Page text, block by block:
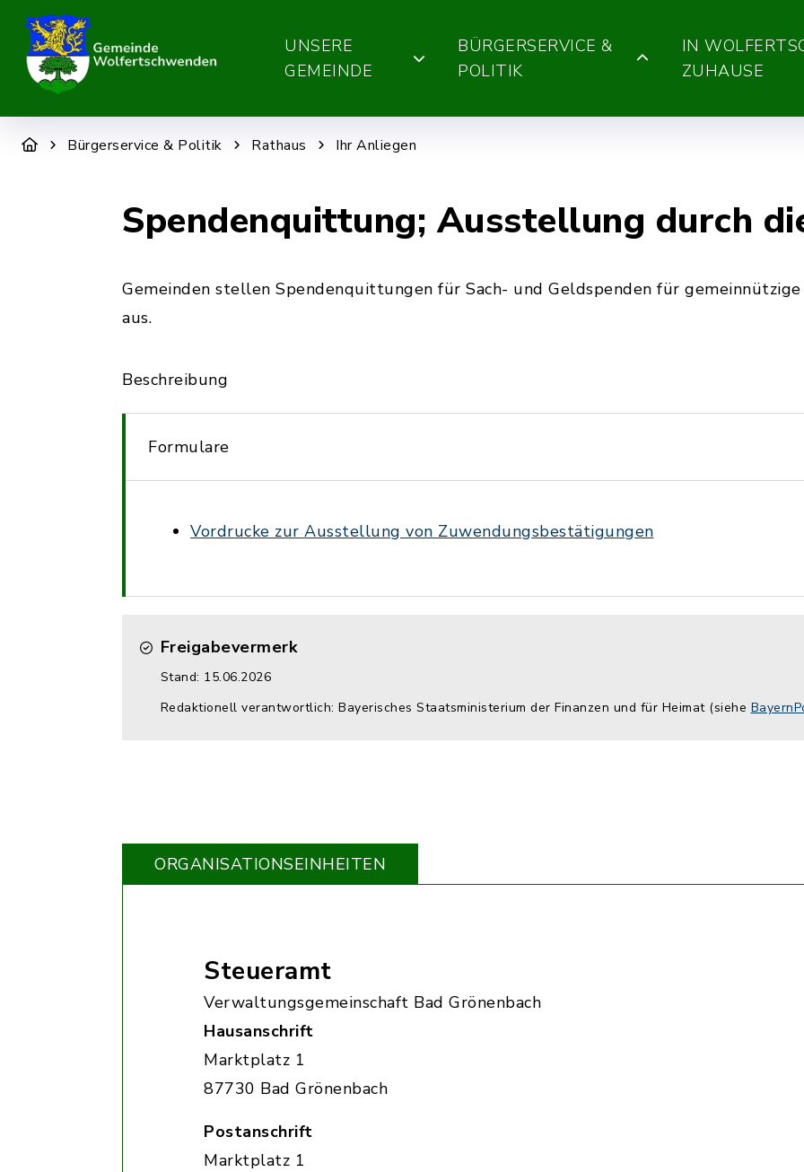
UNSERE
GEMEINDE
BÜRGERSERVICE &
POLITIK
IN
ZUHAUSE
Bürgerservice & Politik Rathaus Ihr Anliegen
Spendenquittung; Ausstellung durch
Gemeinden stellen Spendenquittungen für Sach- und Geldspenden für
aus.
Beschreibung
Formulare
Vordrucke zur Ausstellung von Zuwendungsbestätigungen
Freigabevermerk
Stand: 15.06.2026
Redaktionell verantwortlich: Bayerisches Staatsministerium der Finanzen und für Heimat (siehe
ORGANISATIONS­EINHEITEN
Steueramt
Verwaltungsgemeinschaft Bad Grönenbach
Hausanschrift
Marktplatz 1
87730 Bad Grönenbach
Postanschrift
Marktplatz 1